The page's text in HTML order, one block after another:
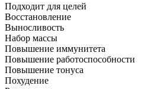
Подходит для целей
Восстановление
Выносливость
Набор массы
Повышение иммунитета
Повышение работоспособности
Повышение тонуса
Похудение